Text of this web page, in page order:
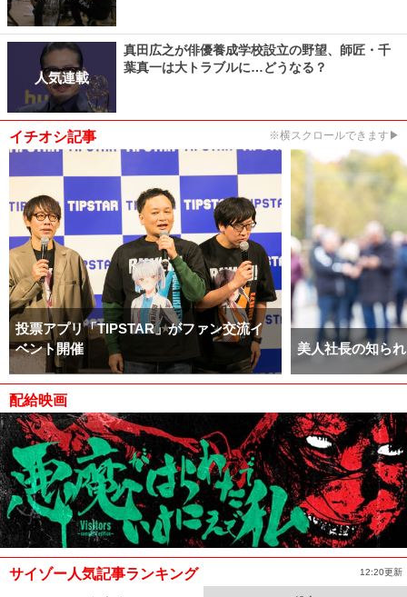
人気連載
真田広之が俳優養成学校設立の野望、師匠・千
葉真一は大トラブルに…どうなる？
イチオシ記事 ※横スクロールできます▶
投票アプリ「TIPSTAR」がファン交流イ
ベント開催
美人社長の知ら
配給映画
サイゾー人気記事ランキング 12:20更新